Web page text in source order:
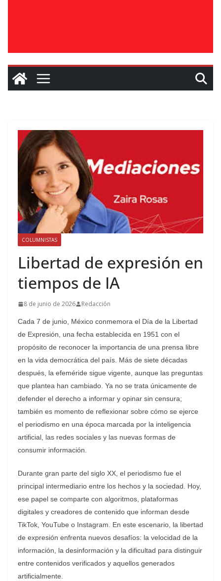
COLUMNISTAS
Libertad de expresión en
tiempos de IA
8 de junio de 2026 Redacción
Cada 7 de junio, México conmemora el Día de la Libertad
de Expresión, una fecha establecida en 1951 con el
propósito de reconocer la importancia de una prensa libre
en la vida democrática del país. Más de siete décadas
después, la efeméride sigue vigente, aunque las preguntas
que plantea han cambiado. Ya no se trata únicamente de
defender el derecho a informar y opinar sin censura;
también es momento de reflexionar sobre cómo se ejerce
el periodismo en una época marcada por la inteligencia
artificial, las redes sociales y las nuevas formas de
consumir información.
Durante gran parte del siglo XX, el periodismo fue el
principal intermediario entre los hechos y la sociedad. Hoy,
ese papel se comparte con algoritmos, plataformas
digitales y creadores de contenido que informan desde
TikTok, YouTube o Instagram. En este escenario, la libertad
de expresión enfrenta nuevos desafíos: la velocidad de la
información, la desinformación y la dificultad para distinguir
entre contenidos verificados y aquellos generados
artificialmente.